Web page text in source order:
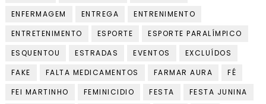
ENFERMAGEM
ENTREGA
ENTRENIMENTO
ENTRETENIMENTO
ESPORTE
ESPORTE PARALÍMPICO
ESQUENTOU
ESTRADAS EVENTOS
EXCLUÍDOS
FAKE
FALTA MEDICAMENTOS FARMAR AURA
FÉ
FEI MARTINHO
FEMINICIDIO FESTA
FESTA JUNINA